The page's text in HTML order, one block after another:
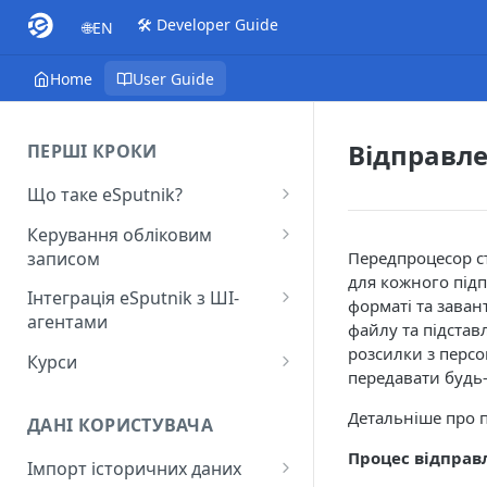
🌐EN 🛠️ Developer Guide
Home User Guide
ПЕРШІ КРОКИ
Що таке eSputnik?
Початок роботи з eSputnik
Огляд основних розділів
eSputnik
Розумні кампанії з eSputnik:
практичний гід по ШІ
старт
Поширені питання:
Поповнення рахунку
Керування обліковим
записом
Створення акаунту
Підключення МФА
Керування користувачами
занепокоєння
Інтеграція eSputnik з ШІ-
агентами
Налаштування плагіна Yespo
для Claude Code та Claude
Налаштування плагіна Yespo
для OpenAI Codex
Курси
ДАНІ КОРИСТУВАЧА
Імпорт історичних даних
Передпроцесор
для кожного
форматі та
файлу та
розсилки з
передавати
Детальніше про
Процес